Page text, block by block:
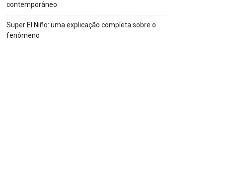
contemporâneo
Super El Niño: uma explicação completa sobre o
fenômeno